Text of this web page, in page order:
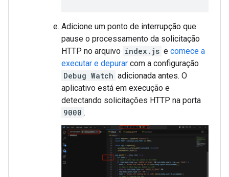
Adicione um ponto de interrupção que
pause o processamento da solicitação
HTTP no arquivo index.js e comece a
executar e depurar com a configuração
Debug Watch adicionada antes. O
aplicativo está em execução e
detectando solicitações HTTP na porta
9000 .